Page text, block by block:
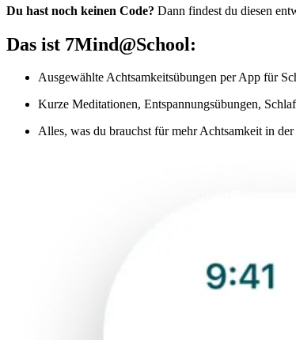
Du hast noch keinen Code? Dann findest du diesen
Das ist 7Mind@School:
Ausgewählte Achtsamkeitsübungen per App für
Kurze Meditationen, Entspannungsübungen,
Alles, was du brauchst für mehr Achtsamkeit in